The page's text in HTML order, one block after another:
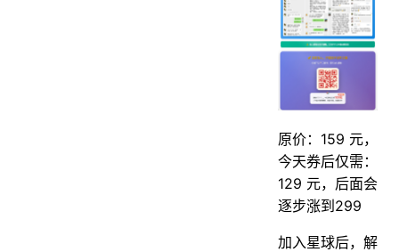
原价：159 元，
今天券后仅需：
129 元，后面会
逐步涨到299
加入星球后，解